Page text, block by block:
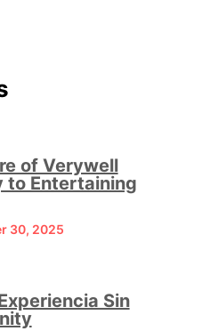
of Verywell
to Entertaining
30, 2025
Sin